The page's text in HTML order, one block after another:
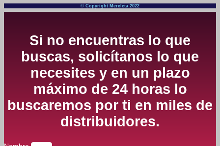
© Copyright Mercleta 2022
Si no encuentras lo que
buscas, solicítanos lo que
necesites y en un plazo
máximo de 24 horas lo
buscaremos por ti en miles de
distribuidores.